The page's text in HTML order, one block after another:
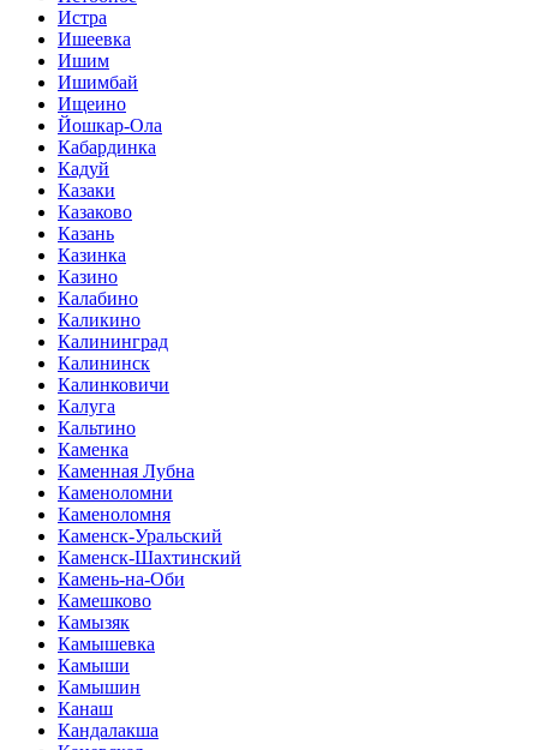
Истра
Ишеевка
Ишим
Ишимбай
Ищеино
Йошкар-Ола
Кабардинка
Кадуй
Казаки
Казаково
Казань
Казинка
Казино
Калабино
Каликино
Калининград
Калининск
Калинковичи
Калуга
Кальтино
Каменка
Каменная Лубна
Каменоломни
Каменоломня
Каменск-Уральский
Каменск-Шахтинский
Камень-на-Оби
Камешково
Камызяк
Камышевка
Камыши
Камышин
Канаш
Кандалакша